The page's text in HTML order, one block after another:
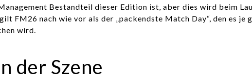
Bestandteil dieser Edition ist, aber dies wird beim
FM26 nach wie vor als der „packendste Match Day“, den es je
wird.
der Szene